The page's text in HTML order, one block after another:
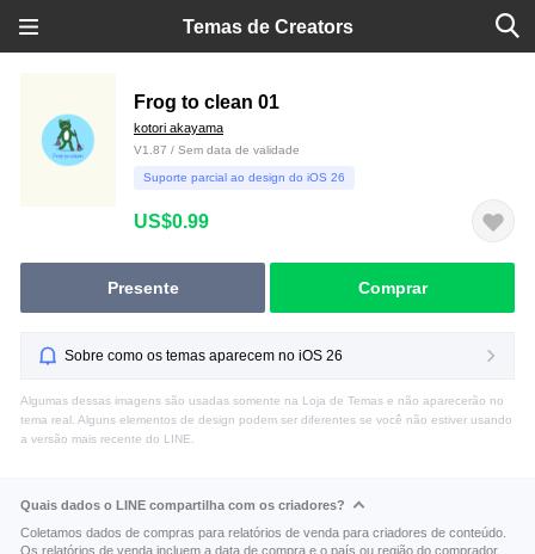
Temas de Creators
Frog to clean 01
kotori akayama
V1.87 / Sem data de validade
Suporte parcial ao design do iOS 26
US$0.99
Presente Comprar
Sobre como os temas aparecem no iOS 26
Algumas dessas imagens são usadas somente na Loja de Temas e não aparecerão no
tema real. Alguns elementos de design podem ser diferentes se você não estiver usando
a versão mais recente do LINE.
Quais dados o LINE compartilha com os criadores?
Coletamos dados de compras para relatórios de venda para criadores de conteúdo.
Os relatórios de venda incluem a data de compra e o país ou região do comprador.